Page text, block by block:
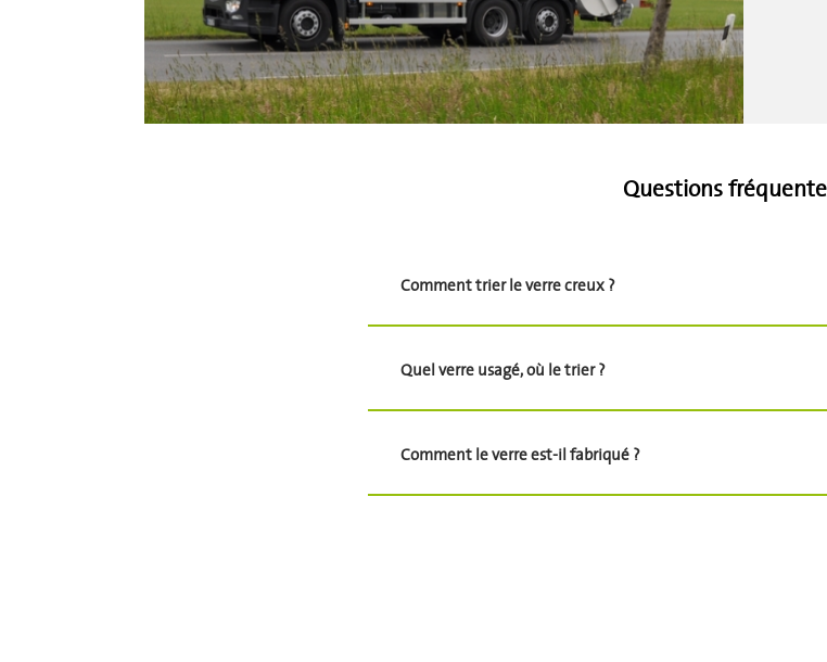
Questions
Comment trier le verre creux ?
Quel verre usagé, où le trier ?
Comment le verre est-il fabriqué ?